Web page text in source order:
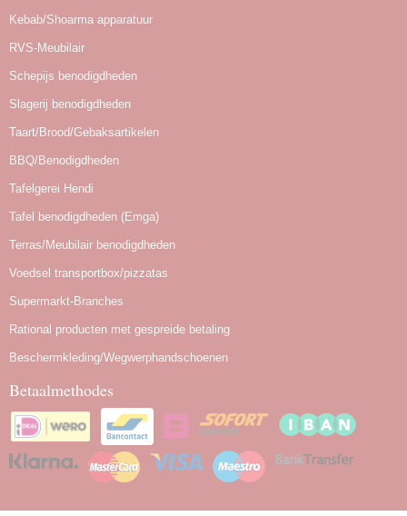
Kebab/Shoarma apparatuur
RVS-Meubilair
Schepijs benodigdheden
Slagerij benodigdheden
Taart/Brood/Gebaksartikelen
BBQ/Benodigdheden
Tafelgerei Hendi
Tafel benodigdheden (Emga)
Terras/Meubilair benodigdheden
Voedsel transportbox/pizzatas
Supermarkt-Branches
Rational producten met gespreide betaling
Beschermkleding/Wegwerphandschoenen
Betaalmethodes